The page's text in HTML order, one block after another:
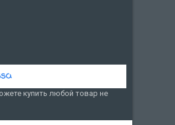
купить любой товар не